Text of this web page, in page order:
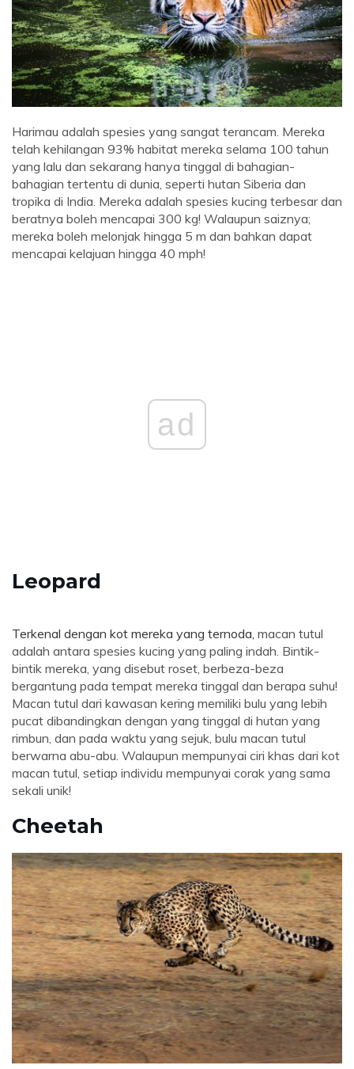
Harimau adalah spesies yang sangat terancam. Mereka
telah kehilangan 93% habitat mereka selama 100 tahun
yang lalu dan sekarang hanya tinggal di bahagian-
bahagian tertentu di dunia, seperti hutan Siberia dan
tropika di India. Mereka adalah spesies kucing terbesar dan
beratnya boleh mencapai 300 kg! Walaupun saiznya;
mereka boleh melonjak hingga 5 m dan bahkan dapat
mencapai kelajuan hingga 40 mph!
ad
Leopard
Terkenal dengan kot mereka yang ternoda, macan tutul
adalah antara spesies kucing yang paling indah. Bintik-
bintik mereka, yang disebut roset, berbeza-beza
bergantung pada tempat mereka tinggal dan berapa suhu!
Macan tutul dari kawasan kering memiliki bulu yang lebih
pucat dibandingkan dengan yang tinggal di hutan yang
rimbun, dan pada waktu yang sejuk, bulu macan tutul
berwarna abu-abu. Walaupun mempunyai ciri khas dari kot
macan tutul, setiap individu mempunyai corak yang sama
sekali unik!
Cheetah